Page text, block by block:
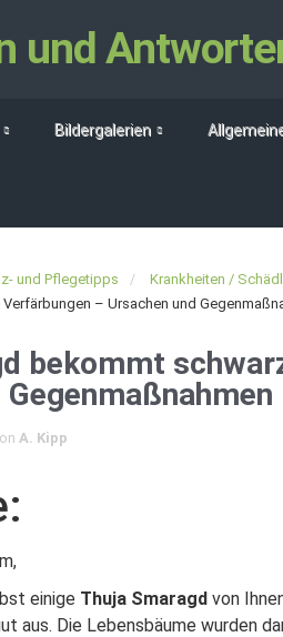
und
Bildergalerien
und Pflegetipps Krankheiten /
– Ursachen und
bekommt
A. Kipp
einige Thuja Smaragd von
aus. Die Lebensbäume wurden